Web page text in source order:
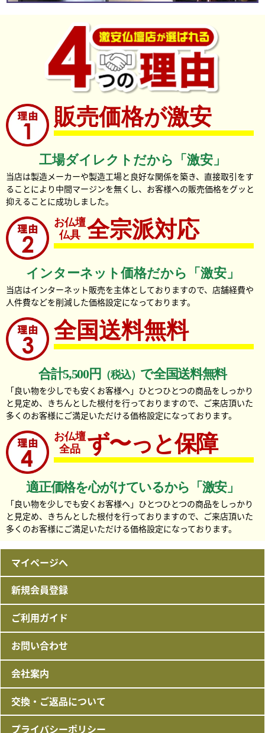
販売価格が激安
工場ダイレクトだから「激安」
当店は製造メーカーや製造工場と良好な関係を築き、直接取引をす
ることにより中間マージンを無くし、お客様への販売価格をグッと
抑えることに成功しました。
お仏壇
仏具 全宗派対応
インターネット価格だから「激安」
当店はインターネット販売を主体としておりますので、店舗経費や
人件費などを削減した価格設定になっております。
全国送料無料
合計5,500円 （税込） で全国送料無料
「良い物を少しでも安くお客様へ」ひとつひとつの商品をしっかり
と見定め、きちんとした根付を行っておりますので、ご来店頂いた
多くのお客様にご満足いただける価格設定になっております。
お仏壇
全品 ず〜っと保障
適正価格を心がけているから「激安」
「良い物を少しでも安くお客様へ」ひとつひとつの商品をしっかり
と見定め、きちんとした根付を行っておりますので、ご来店頂いた
多くのお客様にご満足いただける価格設定になっております。
マイページへ
新規会員登録
ご利用ガイド
お問い合わせ
会社案内
交換・ご返品について
プライバシーポリシー